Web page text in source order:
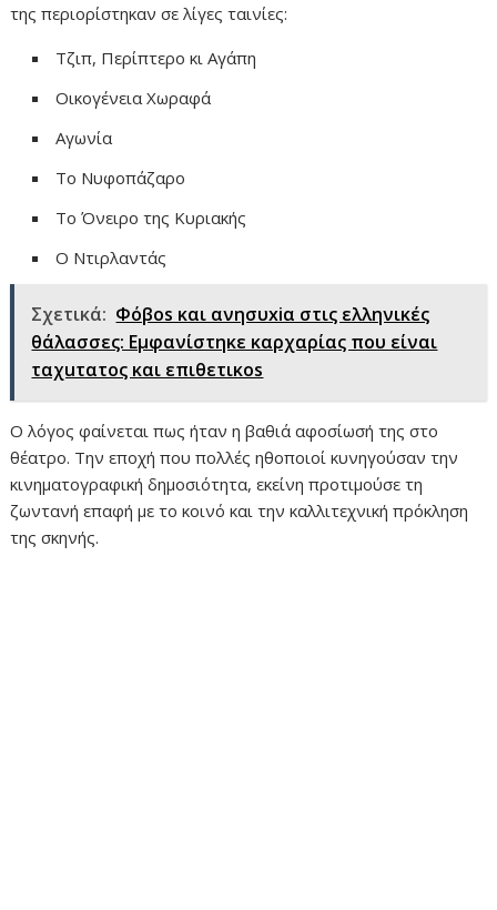
της περιορίστηκαν σε λίγες ταινίες:
Τζιπ, Περίπτερο κι Αγάπη
Οικογένεια Χωραφά
Αγωνία
Το Νυφοπάζαρο
Το Όνειρο της Κυριακής
Ο Ντιρλαντάς
Σχετικά: Φόβos και ανησυxiα στις ελληνικές
θάλασσες: Εμφανίστηκε καρχαρίας που είναι
ταχuτατος και επιθετικos
Ο λόγος φαίνεται πως ήταν η βαθιά αφοσίωσή της στο
θέατρο. Την εποχή που πολλές ηθοποιοί κυνηγούσαν την
κινηματογραφική δημοσιότητα, εκείνη προτιμούσε τη
ζωντανή επαφή με το κοινό και την καλλιτεχνική πρόκληση
της σκηνής.